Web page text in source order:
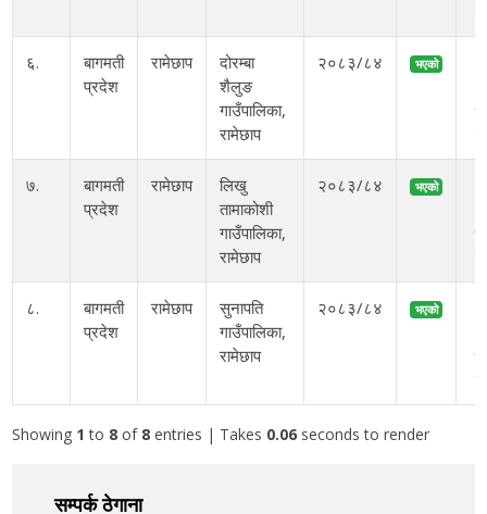
६.
बागमती
प्रदेश
रामेछाप
दोरम्बा
शैलुङ
गाउँपालिका,
रामेछाप
२०८३/८४ भएको
७.
बागमती
प्रदेश
रामेछाप
लिखु
तामाकोशी
गाउँपालिका,
रामेछाप
२०८३/८४ भएको
८.
बागमती
प्रदेश
रामेछाप
सुनापति
गाउँपालिका,
रामेछाप
२०८३/८४ भएको
Showing 1 to 8of 8 entries | Takes 0.06 seconds to render
सम्पर्क ठेगाना